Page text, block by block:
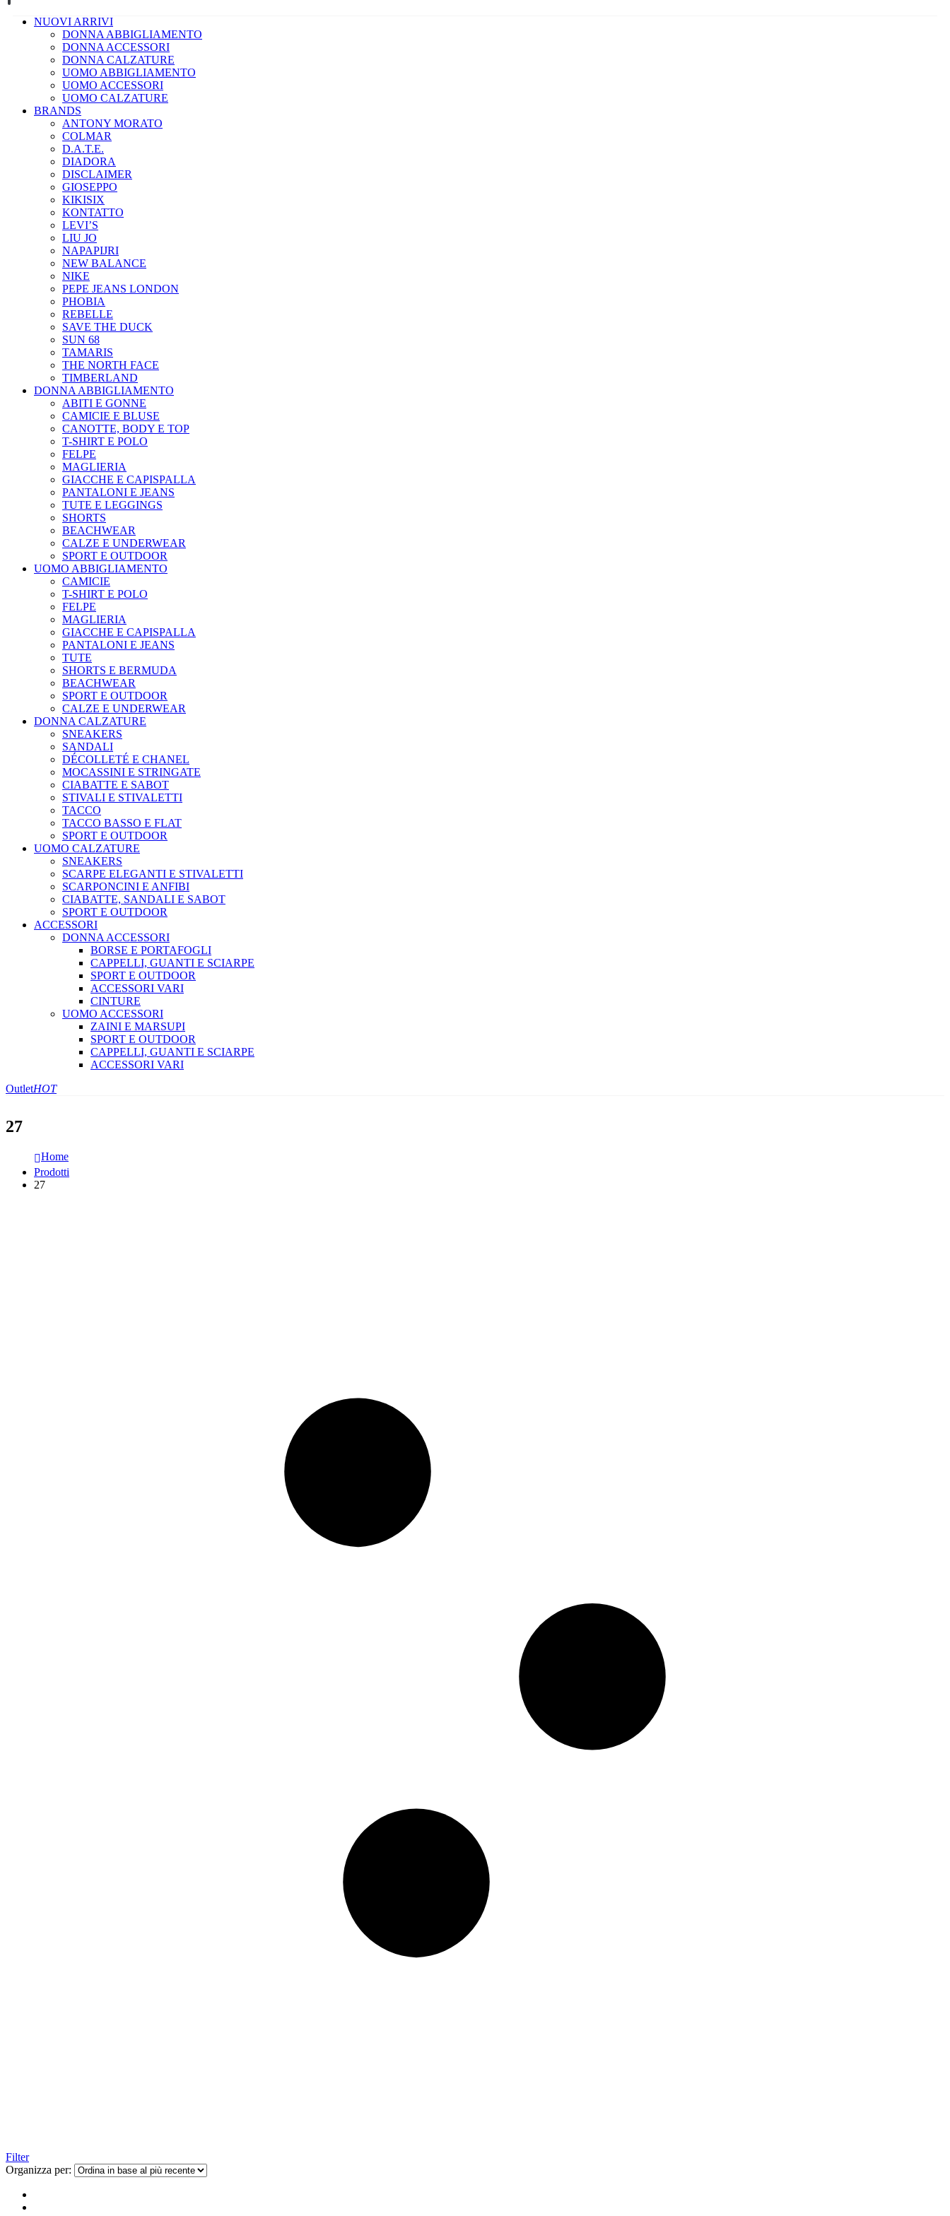
NUOVI ARRIVI
DONNA ABBIGLIAMENTO
DONNA ACCESSORI
DONNA CALZATURE
UOMO ABBIGLIAMENTO
UOMO ACCESSORI
UOMO CALZATURE
BRANDS
ANTONY MORATO
COLMAR
D.A.T.E.
DIADORA
DISCLAIMER
GIOSEPPO
KIKISIX
KONTATTO
LEVI’S
LIU JO
NAPAPIJRI
NEW BALANCE
NIKE
PEPE JEANS LONDON
PHOBIA
REBELLE
SAVE THE DUCK
SUN 68
TAMARIS
THE NORTH FACE
TIMBERLAND
DONNA ABBIGLIAMENTO
ABITI E GONNE
CAMICIE E BLUSE
CANOTTE, BODY E TOP
T-SHIRT E POLO
FELPE
MAGLIERIA
GIACCHE E CAPISPALLA
PANTALONI E JEANS
TUTE E LEGGINGS
SHORTS
BEACHWEAR
CALZE E UNDERWEAR
SPORT E OUTDOOR
UOMO ABBIGLIAMENTO
CAMICIE
T-SHIRT E POLO
FELPE
MAGLIERIA
GIACCHE E CAPISPALLA
PANTALONI E JEANS
TUTE
SHORTS E BERMUDA
BEACHWEAR
SPORT E OUTDOOR
CALZE E UNDERWEAR
DONNA CALZATURE
SNEAKERS
SANDALI
DÉCOLLETÉ E CHANEL
MOCASSINI E STRINGATE
CIABATTE E SABOT
STIVALI E STIVALETTI
TACCO
TACCO BASSO E FLAT
SPORT E OUTDOOR
UOMO CALZATURE
SNEAKERS
SCARPE ELEGANTI E STIVALETTI
SCARPONCINI E ANFIBI
CIABATTE, SANDALI E SABOT
SPORT E OUTDOOR
ACCESSORI
DONNA ACCESSORI
BORSE E PORTAFOGLI
CAPPELLI, GUANTI E SCIARPE
SPORT E OUTDOOR
ACCESSORI VARI
CINTURE
UOMO ACCESSORI
ZAINI E MARSUPI
SPORT E OUTDOOR
CAPPELLI, GUANTI E SCIARPE
ACCESSORI VARI
OutletHOT
27
Home
Prodotti
27
Filter
Organizza per: